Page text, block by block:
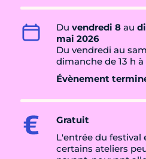
Du vendredi 8 au
mai 2026
Du vendredi au
dimanche de 13 h à
Évènement
Gratuit
L'entrée du festival
certains ateliers